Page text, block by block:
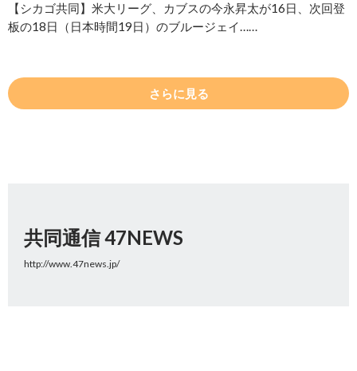
【シカゴ共同】米大リーグ、カブスの今永昇太が16日、次回登
板の18日（日本時間19日）のブルージェイ……
さらに見る
共同通信 47NEWS
http://www.47news.jp/